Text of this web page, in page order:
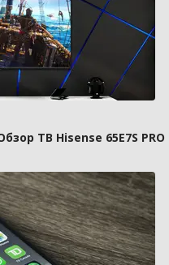
ТВ Hisense 65E7S PRO